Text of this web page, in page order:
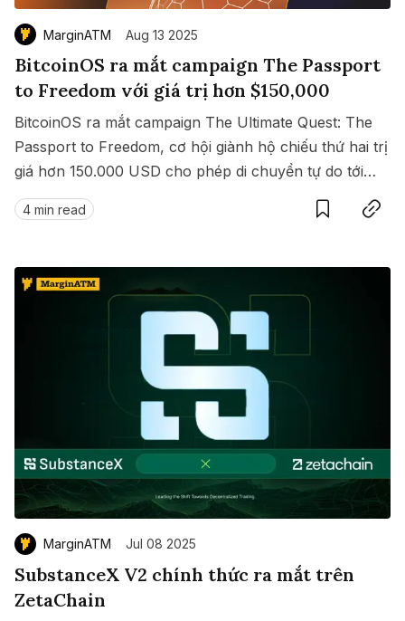
Kinh Nghiệm Đầu Tư
Công Cụ Đầu Tư
Mô Hình Biểu Đồ Giá
GameFi
Sign in
MarginATM Aug 13 2025
BitcoinOS ra mắt campaign The Passport
to Freedom với giá trị hơn $150,000
BitcoinOS ra mắt campaign The Ultimate Quest: The
Passport to Freedom, cơ hội giành hộ chiếu thứ hai trị
giá hơn 150.000 USD cho phép di chuyển tự do tới
hàng loạt quốc gia không cần visa.
4 min read
SaveCopy link
MarginATM Jul 08 2025
SubstanceX V2 chính thức ra mắt trên
ZetaChain